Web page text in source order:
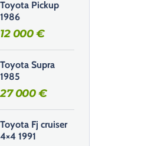
Toyota Pickup
1986
12 000€
Toyota Supra
1985
27 000€
Toyota Fj cruiser
4×4 1991